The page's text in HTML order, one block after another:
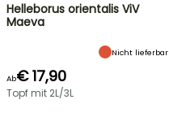
Helleborus orientalis ViV
Maeva
Nicht lieferbar
Ab€ 17,90
Topf mit 2L/3L